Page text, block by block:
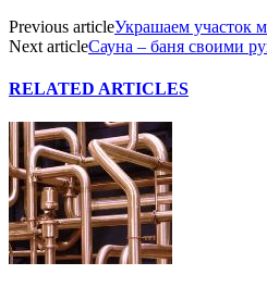
Previous articleУкрашаем участок
Next articleСауна – баня своими
RELATED ARTICLES